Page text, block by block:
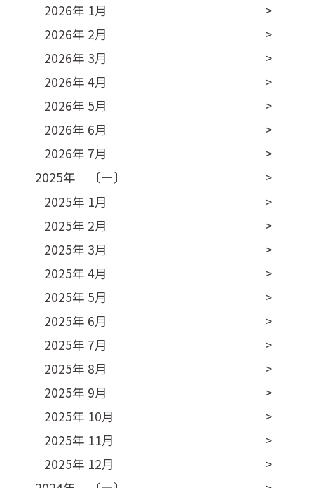
2026年 1月
2026年 2月
2026年 3月
2026年 4月
2026年 5月
2026年 6月
2026年 7月
2025年 〔ー〕
2025年 1月
2025年 2月
2025年 3月
2025年 4月
2025年 5月
2025年 6月
2025年 7月
2025年 8月
2025年 9月
2025年 10月
2025年 11月
2025年 12月